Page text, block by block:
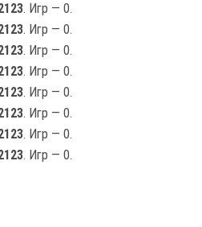
. Игр — 0.
. Игр — 0.
. Игр — 0.
. Игр — 0.
. Игр — 0.
. Игр — 0.
. Игр — 0.
. Игр — 0.